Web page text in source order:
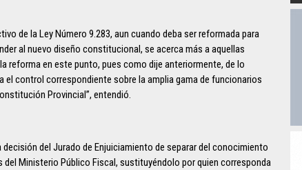
de la Ley Número 9.283, aun cuando deba ser reformada para
al nuevo diseño constitucional, se acerca más a aquellas
reforma en este punto, pues como dije anteriormente, de lo
el control correspondiente sobre la amplia gama de funcionarios
Provincial”, entendió.
del Jurado de Enjuiciamiento de separar del conocimiento
Ministerio Público Fiscal, sustituyéndolo por quien corresponda